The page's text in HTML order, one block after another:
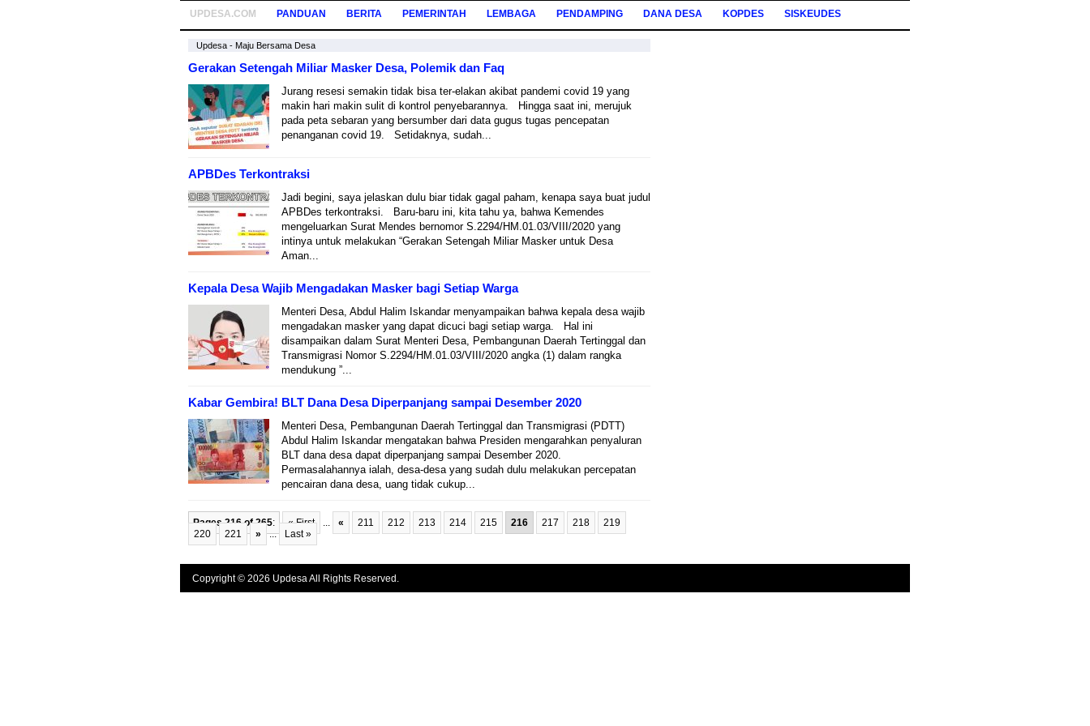
UPDESA.COM PANDUAN BERITA PEMERINTAH LEMBAGA PENDAMPING DANA DESA KOPDES SISKEUDES
Updesa - Maju Bersama Desa
Gerakan Setengah Miliar Masker Desa, Polemik dan Faq
Jurang resesi semakin tidak bisa ter-elakan akibat pandemi covid 19 yang
makin hari makin sulit di kontrol penyebarannya. Hingga saat ini, merujuk
pada peta sebaran yang bersumber dari data gugus tugas pencepatan
penanganan covid 19. Setidaknya, sudah...
APBDes Terkontraksi
Jadi begini, saya jelaskan dulu biar tidak gagal paham, kenapa saya buat judul
APBDes terkontraksi. Baru-baru ini, kita tahu ya, bahwa Kemendes
mengeluarkan Surat Mendes bernomor S.2294/HM.01.03/VIII/2020 yang
intinya untuk melakukan “Gerakan Setengah Miliar Masker untuk Desa
Aman...
Kepala Desa Wajib Mengadakan Masker bagi Setiap Warga
Menteri Desa, Abdul Halim Iskandar menyampaikan bahwa kepala desa wajib
mengadakan masker yang dapat dicuci bagi setiap warga. Hal ini
disampaikan dalam Surat Menteri Desa, Pembangunan Daerah Tertinggal dan
Transmigrasi Nomor S.2294/HM.01.03/VIII/2020 angka (1) dalam rangka
mendukung ”...
Kabar Gembira! BLT Dana Desa Diperpanjang sampai Desember 2020
Menteri Desa, Pembangunan Daerah Tertinggal dan Transmigrasi (PDTT)
Abdul Halim Iskandar mengatakan bahwa Presiden mengarahkan penyaluran
BLT dana desa dapat diperpanjang sampai Desember 2020.
Permasalahannya ialah, desa-desa yang sudah dulu melakukan percepatan
pencairan dana desa, uang tidak cukup...
Pages 216 of 265: « First ... « 211 212 213 214 215 216 217 218
219
220
221 » ... Last »
Copyright © 2026 Updesa All Rights Reserved.